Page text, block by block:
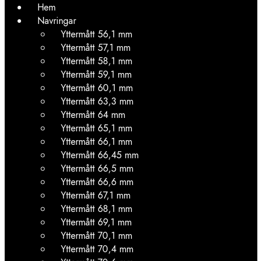
Hem
Navringar
Yttermått 56,1 mm
Yttermått 57,1 mm
Yttermått 58,1 mm
Yttermått 59,1 mm
Yttermått 60,1 mm
Yttermått 63,3 mm
Yttermått 64 mm
Yttermått 65,1 mm
Yttermått 66,1 mm
Yttermått 66,45 mm
Yttermått 66,5 mm
Yttermått 66,6 mm
Yttermått 67,1 mm
Yttermått 68,1 mm
Yttermått 69,1 mm
Yttermått 70,1 mm
Yttermått 70,4 mm